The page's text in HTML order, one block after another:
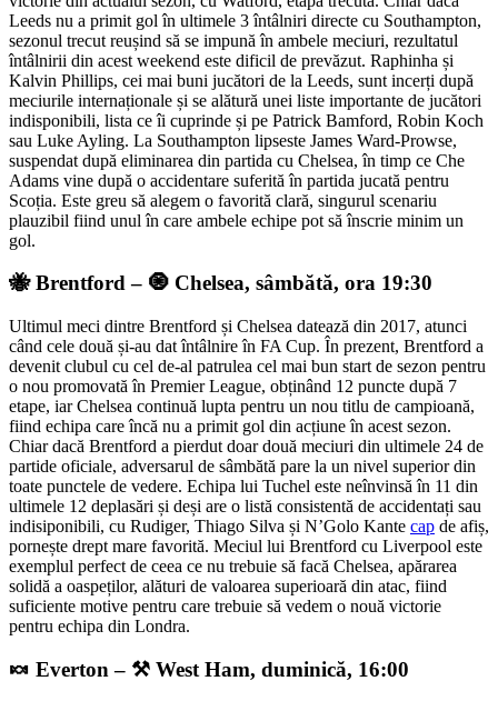
Leeds nu a primit gol în ultimele 3 întâlniri directe cu Southampton,
sezonul trecut reușind să se impună în ambele meciuri, rezultatul
întâlnirii din acest weekend este dificil de prevăzut. Raphinha și
Kalvin Phillips, cei mai buni jucători de la Leeds, sunt incerți după
meciurile internaționale și se alătură unei liste importante de jucători
indisponibili, lista ce îi cuprinde și pe Patrick Bamford, Robin Koch
sau Luke Ayling. La Southampton lipseste James Ward-Prowse,
suspendat după eliminarea din partida cu Chelsea, în timp ce Che
Adams vine după o accidentare suferită în partida jucată pentru
Scoția. Este greu să alegem o favorită clară, singurul scenariu
plauzibil fiind unul în care ambele echipe pot să înscrie minim un
gol.
🐝 Brentford – 🧿 Chelsea, sâmbătă, ora 19:30
Ultimul meci dintre Brentford și Chelsea datează din 2017, atunci
când cele două și-au dat întâlnire în FA Cup. În prezent, Brentford a
devenit clubul cu cel de-al patrulea cel mai bun start de sezon pentru
o nou promovată în Premier League, obținând 12 puncte după 7
etape, iar Chelsea continuă lupta pentru un nou titlu de campioană,
fiind echipa care încă nu a primit gol din acțiune în acest sezon.
Chiar dacă Brentford a pierdut doar două meciuri din ultimele 24 de
partide oficiale, adversarul de sâmbătă pare la un nivel superior din
toate punctele de vedere. Echipa lui Tuchel este neînvinsă în 11 din
ultimele 12 deplasări și deși are o listă consistentă de accidentați sau
indisiponibili, cu Rudiger, Thiago Silva și N’Golo Kante cap de afiș,
pornește drept mare favorită. Meciul lui Brentford cu Liverpool este
exemplul perfect de ceea ce nu trebuie să facă Chelsea, apărarea
solidă a oaspeților, alături de valoarea superioară din atac, fiind
suficiente motive pentru care trebuie să vedem o nouă victorie
pentru echipa din Londra.
🍬 Everton – ⚒️ West Ham, duminică, 16:00